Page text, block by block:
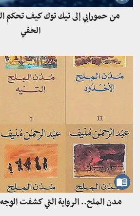
من حمورابي إلى تيك توك كيف تحكم
الخفي
مدن الملح.. الرواية التي كشفت الوجه